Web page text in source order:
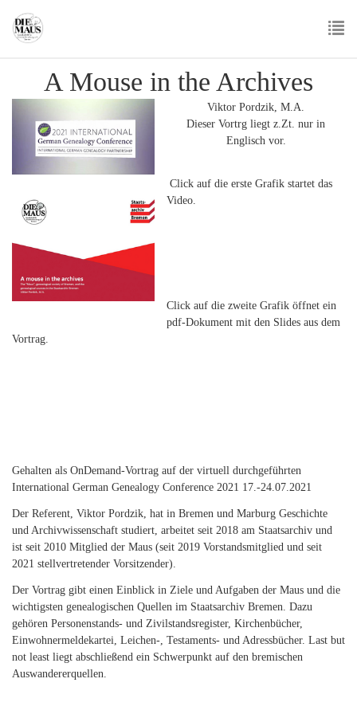
main
A Mouse in the Archives
Viktor Pordzik, M.A.
Dieser Vortrg liegt z.Zt. nur in
Englisch vor.
Click auf die erste Grafik startet das
Video.
Click auf die zweite Grafik öffnet ein
pdf-Dokument mit den Slides aus dem
Vortrag.
Gehalten als OnDemand-Vortrag auf der virtuell durchgeführten
International German Genealogy Conference 2021 17.-24.07.2021
Der Referent, Viktor Pordzik, hat in Bremen und Marburg Geschichte
und Archivwissenschaft studiert, arbeitet seit 2018 am Staatsarchiv und
ist seit 2010 Mitglied der Maus (seit 2019 Vorstandsmitglied und seit
2021 stellvertretender Vorsitzender).
Der Vortrag gibt einen Einblick in Ziele und Aufgaben der Maus und die
wichtigsten genealogischen Quellen im Staatsarchiv Bremen. Dazu
gehören Personenstands- und Zivilstandsregister, Kirchenbücher,
Einwohnermeldekartei, Leichen-, Testaments- und Adressbücher. Last but
not least liegt abschließend ein Schwerpunkt auf den bremischen
Auswandererquellen.